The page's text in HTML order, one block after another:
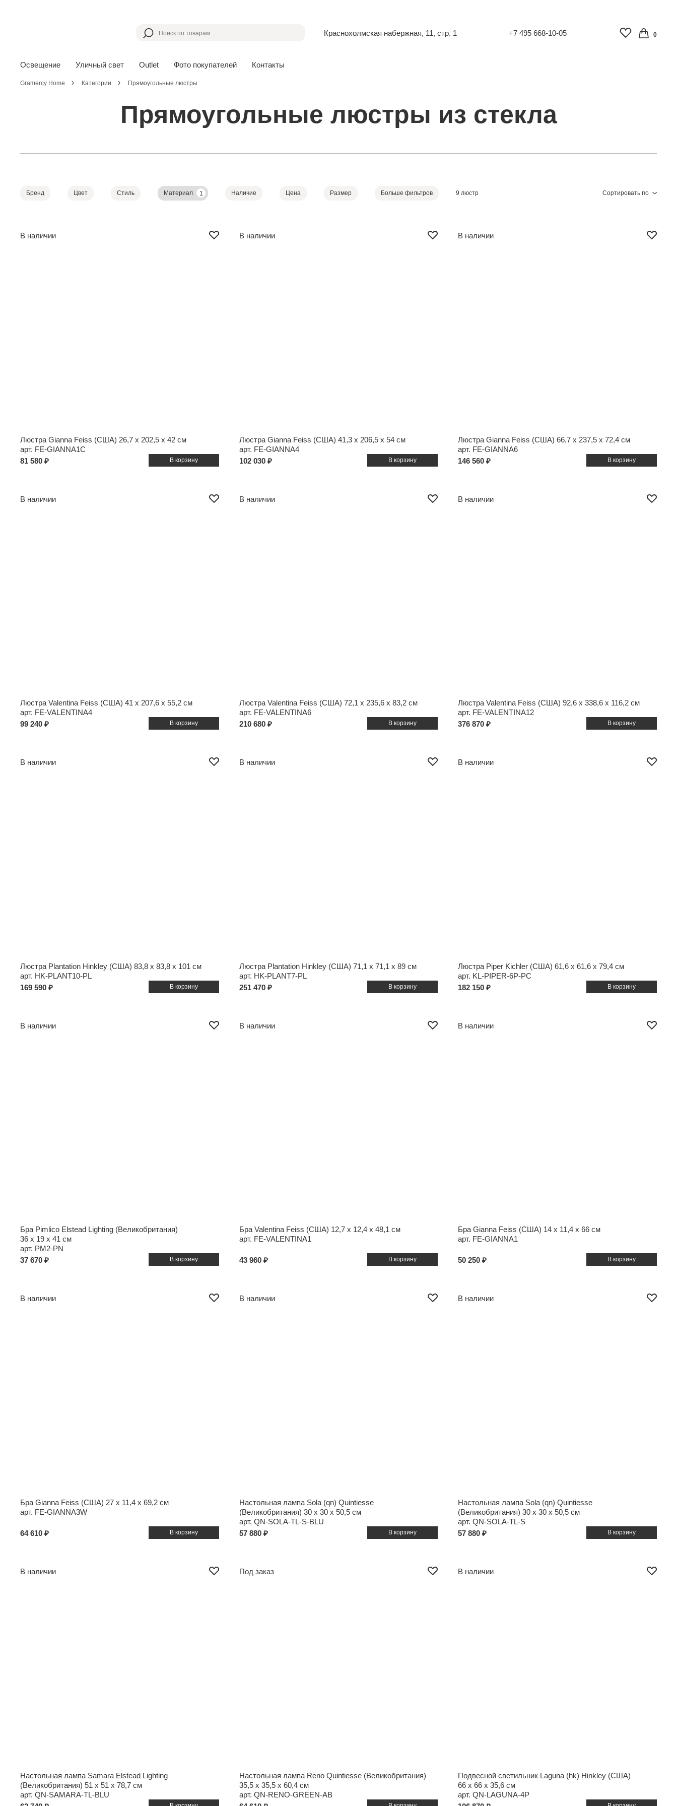
Краснохолмская набержная, 11, стр. 1 +7 495 668-10-05 0
Освещение Уличный свет Outlet Фото покупателей Контакты
Gramercy Home Категории Прямоугольные люстры
Прямоугольные люстры из стекла
Сортировать по
Бренд Цвет Стиль Материал 1 Наличие Цена Размер Больше фильтров 9 люстр
В наличии
Люстра Gianna Feiss (США) 26,7 x 202,5 x 42 см
арт. FE-GIANNA1C
81 580 ₽
В наличии
Люстра Gianna Feiss (США) 41,3 x 206,5 x 54 см
арт. FE-GIANNA4
102 030 ₽
В наличии
Люстра Gianna Feiss (США)66,7 x 237,5 x 72,4 см
арт. FE-GIANNA6
146 560 ₽
В наличии
Люстра Valentina Feiss (США) 41 x 207,6 x 55,2 см
арт. FE-VALENTINA4
99 240 ₽
В наличии
Люстра Valentina Feiss (США) 72,1 x 235,6 x 83,2 см
арт. FE-VALENTINA6
210 680 ₽
В наличии
Люстра Valentina Feiss (США)92,6 x 338,6 x 116,2 см
арт. FE-VALENTINA12
376 870 ₽
В наличии
Люстра Plantation Hinkley (США) 83,8 x 83,8 x 101 см
арт. HK-PLANT10-PL
169 590 ₽
В наличии
Люстра Plantation Hinkley (США) 71,1 x 71,1 x 89 см
арт. HK-PLANT7-PL
251 470 ₽
В наличии
Люстра Piper Kichler (США)61,6 x 61,6 x 79,4 см
арт. KL-PIPER-6P-PC
182 150 ₽
В наличии
Бра Pimlico Elstead Lighting (Великобритания)
36 x 19 x 41 см
арт. PM2-PN
37 670 ₽
В наличии
Бра Valentina Feiss (США) 12,7 x 12,4 x 48,1 см
арт. FE-VALENTINA1
43 960 ₽
В наличии
Бра Gianna Feiss (США) 14 x 11,4 x 66 см
арт. FE-GIANNA1
50 250 ₽
В наличии
Бра Gianna Feiss (США) 27 x 11,4 x 69,2 см
арт. FE-GIANNA3W
64 610 ₽
В наличии
Настольная лампа Sola (qn) Quintiesse
(Великобритания) 30 x 30 x 50,5 см
арт. QN-SOLA-TL-S-BLU
57 880 ₽
В наличии
Настольная лампа Sola (qn) Quintiesse
(Великобритания)30 x 30 x 50,5 см
арт. QN-SOLA-TL-S
57 880 ₽
В наличии
Настольная лампа Samara Elstead Lighting
(Великобритания) 51 x 51 x 78,7 см
арт. QN-SAMARA-TL-BLU
Под заказ
Настольная лампа Reno Quintiesse (Великобритания)
35,5 x 35,5 x 60,4 см
арт. QN-RENO-GREEN-AB
В наличии
Подвесной светильник Laguna (hk) Hinkley (США)
66 x 66 x 35,6 см
арт. QN-LAGUNA-4P